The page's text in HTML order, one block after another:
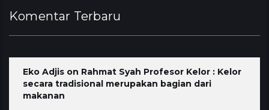
Komentar Terbaru
Eko Adjis on Rahmat Syah Profesor Kelor : Kelor
secara tradisional merupakan bagian dari
makanan